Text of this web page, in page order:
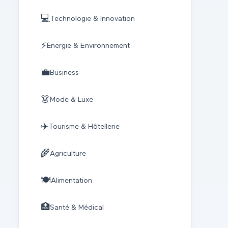
💻 Technologie & Innovation
⚡ Énergie & Environnement
💼Business
👗 Mode & Luxe
✈️ Tourisme & Hôtellerie
🌾Agriculture
🍽️Alimentation
🏥 Santé & Médical